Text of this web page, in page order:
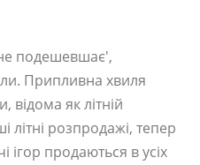
подешевшає',
Припливна хвиля
відома як літній
літні розпродажі, тепер
ігор продаються в усіх